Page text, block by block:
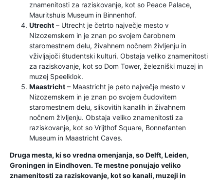
znamenitosti za raziskovanje, kot so Peace Palace,
Mauritshuis Museum in Binnenhof.
Utrecht – Utrecht je četrto največje mesto v
Nizozemskem in je znan po svojem čarobnem
staromestnem delu, živahnem nočnem življenju in
vživljajoči študentski kulturi. Obstaja veliko znamenitosti
za raziskovanje, kot so Dom Tower, železniški muzej in
muzej Speelklok.
Maastricht – Maastricht je peto največje mesto v
Nizozemskem in je znan po svojem čudovitem
staromestnem delu, slikovitih kanalih in živahnem
nočnem življenju. Obstaja veliko znamenitosti za
raziskovanje, kot so Vrijthof Square, Bonnefanten
Museum in Maastricht Caves.
Druga mesta, ki so vredna omenjanja, so Delft, Leiden,
Groningen in Eindhoven. Te mestne ponujajo veliko
znamenitosti za raziskovanje, kot so kanali, muzeji in